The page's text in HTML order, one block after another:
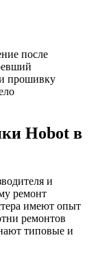
после
прошивку
Hobot в
и
ремонт
имеют опыт
ремонтов
типовые и